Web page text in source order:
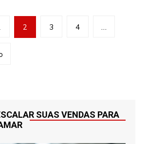
2 3 4 …
SUAS VENDAS PARA